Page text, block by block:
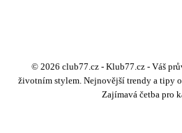
© 2026 club77.cz - Klub77.cz - Váš
životním stylem. Nejnovější trendy a tipy
Zajímavá četba pro